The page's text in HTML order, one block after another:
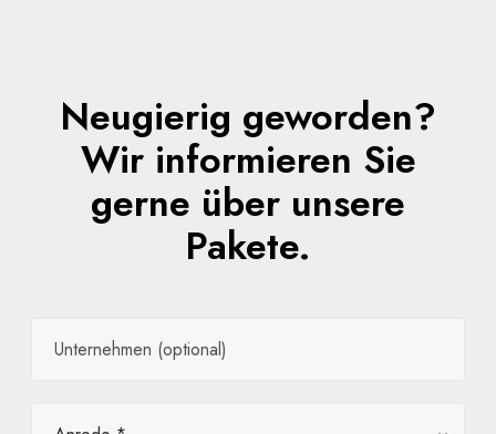
Neugierig geworden?
Wir informieren Sie
gerne über unsere
Pakete.